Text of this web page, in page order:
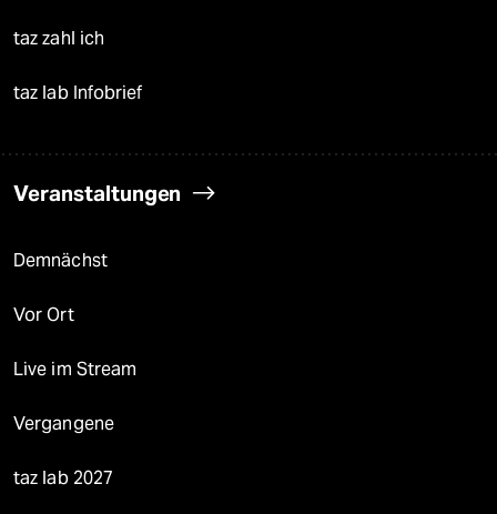
taz zahl ich
taz lab Infobrief
Veranstaltungen
Demnächst
Vor Ort
Live im Stream
Vergangene
taz lab 2027